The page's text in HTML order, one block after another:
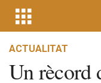
ACTUALITAT
Un rècord